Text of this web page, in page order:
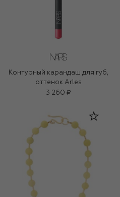
Контурный карандаш для губ,
оттенок Arles
3 260 ₽